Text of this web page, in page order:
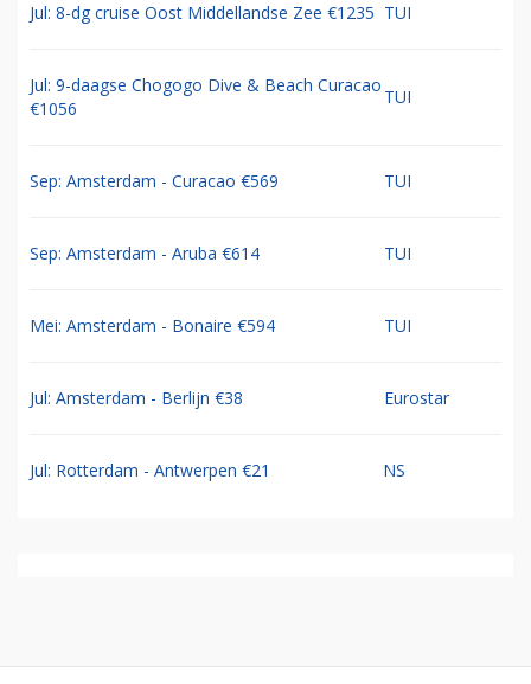
Jul: 8-dg cruise Oost Middellandse Zee €1235 TUI
Jul: 9-daagse Chogogo Dive & Beach Curacao
€1056
TUI
Sep: Amsterdam - Curacao €569 TUI
Sep: Amsterdam - Aruba €614 TUI
Mei: Amsterdam - Bonaire €594 TUI
Jul: Amsterdam - Berlijn €38 Eurostar
Jul: Rotterdam - Antwerpen €21 NS